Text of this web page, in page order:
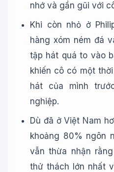
nhớ và gần gũi với
Khi còn nhỏ ở
hàng xóm ném đá
tập hát quá to vào
khiến cô có một
hát của mình
nghiệp.
Dù đã ở Việt Nam
khoảng 80% ngôn
vẫn thừa nhận
thử thách lớn nhất